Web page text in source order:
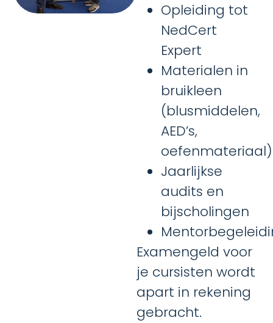
Opleiding tot
NedCert
Expert
Materialen in
bruikleen
(blusmiddelen,
AED’s,
oefenmateriaal)
Jaarlijkse
audits en
bijscholingen
Examengeld voor
je cursisten wordt
apart in rekening
gebracht.